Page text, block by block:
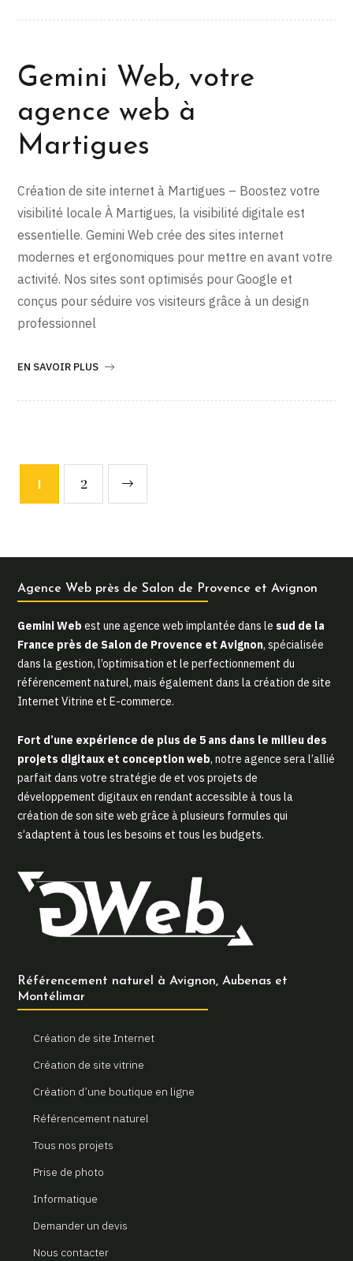
Gemini Web, votre
agence web à
Martigues
Création de site internet à Martigues – Boostez votre
visibilité locale À Martigues, la visibilité digitale est
essentielle. Gemini Web crée des sites internet
modernes et ergonomiques pour mettre en avant votre
activité. Nos sites sont optimisés pour Google et
conçus pour séduire vos visiteurs grâce à un design
professionnel
EN SAVOIR PLUS
1 2
Agence Web près de Salon de Provence et Avignon
Gemini Web est une agence web implantée dans le sud de la
France près de Salon de Provence et Avignon, spécialisée
dans la gestion, l’optimisation et le perfectionnement du
référencement naturel, mais également dans la création de site
Internet Vitrine et E-commerce.
Fort d’une expérience de plus de 5 ans dans le milieu des
projets digitaux et conception web, notre agence sera l’allié
parfait dans votre stratégie de et vos projets de
développement digitaux en rendant accessible à tous la
création de son site web grâce à plusieurs formules qui
s’adaptent à tous les besoins et tous les budgets.
Référencement naturel à Avignon, Aubenas et
Montélimar
Création de site Internet
Création de site vitrine
Création d’une boutique en ligne
Référencement naturel
Tous nos projets
Prise de photo
Informatique
Demander un devis
Nous contacter